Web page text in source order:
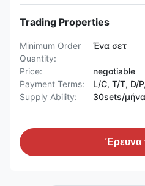
Trading Properties
Minimum Order
Quantity:
Ένα σετ
Price:
negotiable
Payment Terms:
L/C, T/T, D/
Supply Ability:
30sets/
Έρευνα